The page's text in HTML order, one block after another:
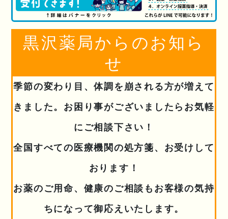
黒沢薬局からのお知ら
せ
季節の変わり目、体調を崩される方が増えて
きました。お困り事がございましたらお気軽
にご相談下さい！
全国すべての医療機関の処方箋、お受けして
おります！
お薬のご用命、健康のご相談もお客様の気持
ちになって御応えいたします。